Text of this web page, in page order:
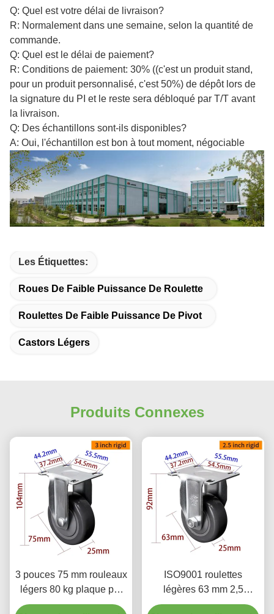
Q: Quel est votre délai de livraison?
R: Normalement dans une semaine, selon la quantité de
commande.
Q: Quel est le délai de paiement?
R: Conditions de paiement: 30% ((c'est un produit stand,
pour un produit personnalisé, c'est 50%) de dépôt lors de
la signature du PI et le reste sera débloqué par T/T avant
la livraison.
Q: Des échantillons sont-ils disponibles?
A: Oui, l'échantillon est bon à tout moment, négociable
Les Étiquettes:
Roues De Faible Puissance De Roulette
Roulettes De Faible Puissance De Pivot
Castors Légers
Produits Connexes
3 pouces 75 mm rouleaux
légers 80 kg plaque par
rigide pivotant / type de
ISO9001 roulettes
légères 63 mm 2,5
pouces roulettes de